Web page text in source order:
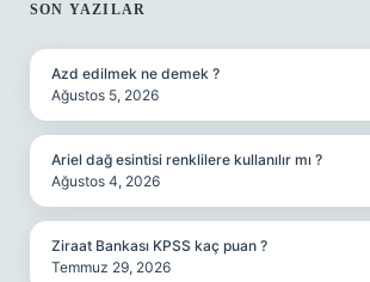
SIDEBAR
SON YAZILAR
Azd edilmek ne demek ?
Ağustos 5, 2026
Ariel dağ esintisi renklilere kullanılır mı ?
Ağustos 4, 2026
Ziraat Bankası KPSS kaç puan ?
Temmuz 29, 2026